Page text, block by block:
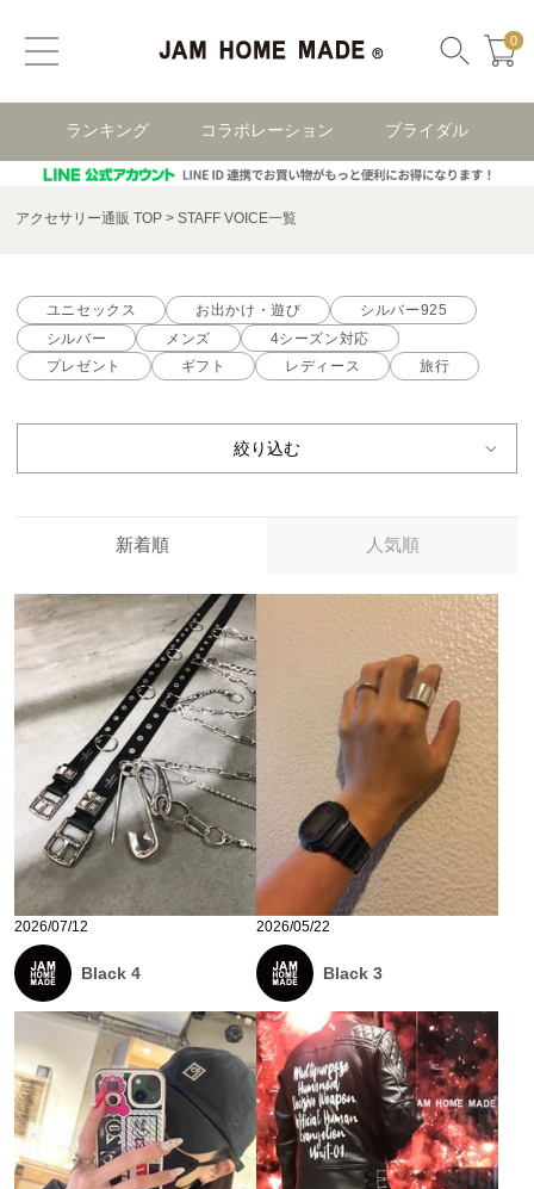
0
ランキング コラボレーション ブライダル
アクセサリー通販 TOP STAFF VOICE一覧
ユニセックス お出かけ・遊び
シルバー925
シルバー
メンズ
4シーズン対応
プレゼント
ギフト レディース 旅行
絞り込む
新着順 人気順
2026/07/12
Black 4
2026/05/22
Black 3